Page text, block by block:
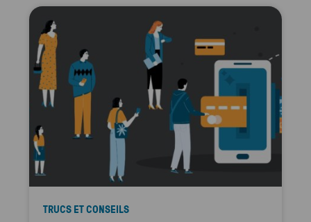
TRUCS ET CONSEILS